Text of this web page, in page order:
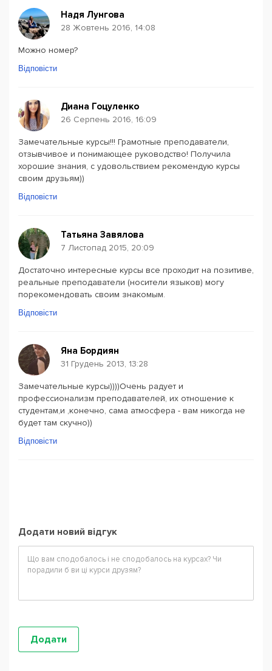
Надя Лунгова
28 Жовтень 2016, 14:08
Можно номер?
Відповісти
Диана Гоцуленко
26 Серпень 2016, 16:09
Замечательные курсы!!! Грамотные преподаватели,
отзывчивое и понимающее руководство! Получила
хорошие знания, с удовольствием рекомендую курсы
своим друзьям))
Відповісти
Татьяна Завялова
7 Листопад 2015, 20:09
Достаточно интересные курсы все проходит на позитиве,
реальные преподаватели (носители языков) могу
порекомендовать своим знакомым.
Відповісти
Яна Бордиян
31 Грудень 2013, 13:28
Замечательные курсы))))Очень радует и
профессионализм преподавателей, их отношение к
студентам,и ,конечно, сама атмосфера - вам никогда не
будет там скучно))
Відповісти
Додати новий відгук